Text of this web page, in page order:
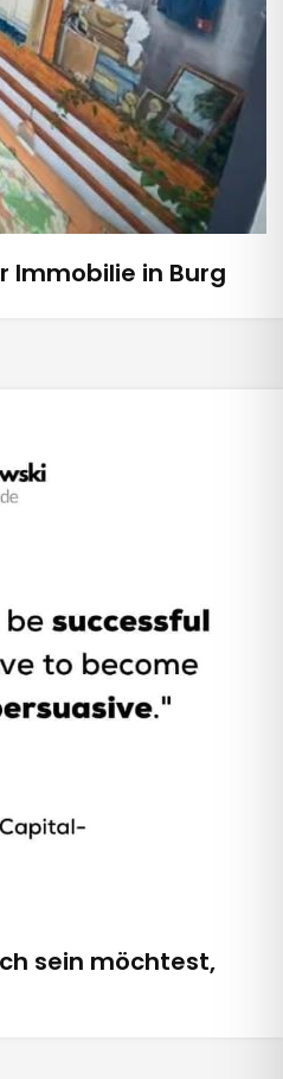
Immobilie in Burg
sein möchtest,